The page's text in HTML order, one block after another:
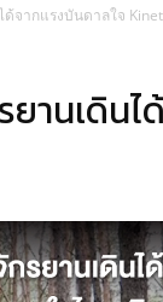
ด้จากแรงบันดาลใจ
านเดิน